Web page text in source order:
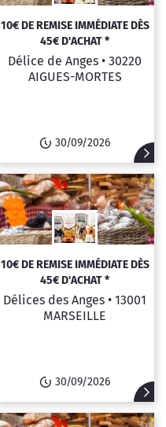
10€ DE REMISE IMMÉDIATE DÈS
45€ D'ACHAT *
Délice de Anges • 30220
AIGUES-MORTES
30/09/2026
10€ DE REMISE IMMÉDIATE DÈS
45€ D'ACHAT *
Délices des Anges • 13001
MARSEILLE
30/09/2026